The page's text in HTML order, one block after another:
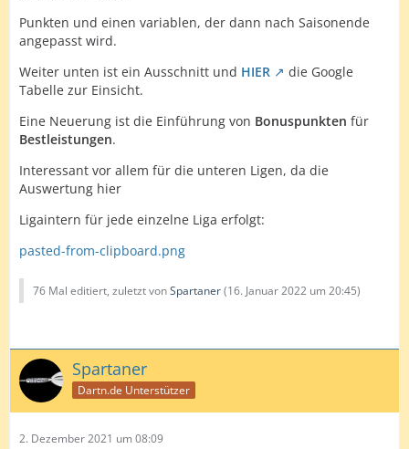
Punkten und einen variablen, der dann nach Saisonende
angepasst wird.
Weiter unten ist ein Ausschnitt und HIER
die Google
Tabelle zur Einsicht.
Eine Neuerung ist die Einführung von Bonuspunkten für
Bestleistungen.
Interessant vor allem für die unteren Ligen, da die
Auswertung hier
Ligaintern für jede einzelne Liga erfolgt:
pasted-from-clipboard.png
76 Mal editiert, zuletzt vonSpartaner(16. Januar 2022 um 20:45)
Spartaner
Dartn.de Unterstützer
2. Dezember 2021 um 08:09